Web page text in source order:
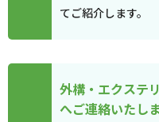
てご紹介します。
外構・エクステ
へご連絡いたし